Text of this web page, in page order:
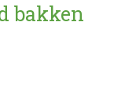
bakken